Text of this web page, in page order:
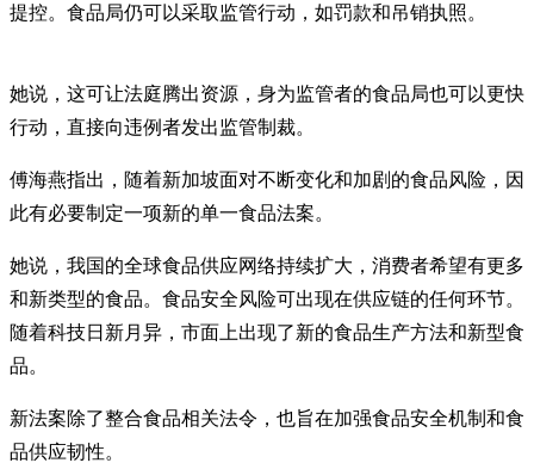
提控。食品局仍可以采取监管行动，如罚款和吊销执照。
她说，这可让法庭腾出资源，身为监管者的食品局也可以更快
行动，直接向违例者发出监管制裁。
傅海燕指出，随着新加坡面对不断变化和加剧的食品风险，因
此有必要制定一项新的单一食品法案。
她说，我国的全球食品供应网络持续扩大，消费者希望有更多
和新类型的食品。食品安全风险可出现在供应链的任何环节。
随着科技日新月异，市面上出现了新的食品生产方法和新型食
品。
新法案除了整合食品相关法令，也旨在加强食品安全机制和食
品供应韧性。